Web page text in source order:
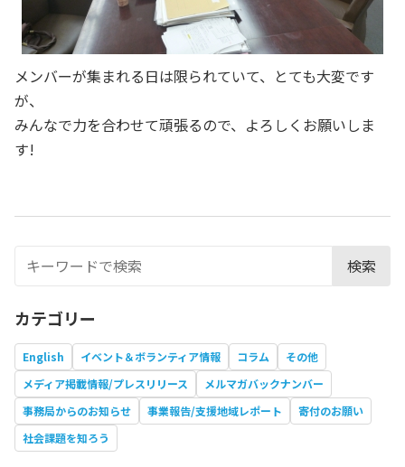
メンバーが集まれる日は限られていて、とても大変です
が、
みんなで力を合わせて頑張るので、よろしくお願いしま
す!
検索
カテゴリー
English イベント＆ボランティア情報 コラム
その他
メディア掲載情報/プレスリリース
メルマガバックナンバー
事務局からのお知らせ
事業報告/支援地域レポート
寄付のお願い
社会課題を知ろう